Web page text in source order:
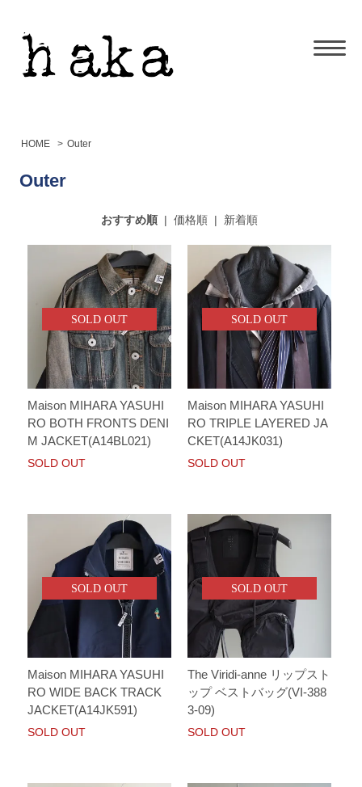
HOME > Outer
Outer
おすすめ順| 価格順| 新着順
SOLD OUT
Maison MIHARA YASUHI
RO BOTH FRONTS DENI
M JACKET(A14BL021)
SOLD OUT
SOLD OUT
Maison MIHARA YASUHI
RO TRIPLE LAYERED JA
CKET(A14JK031)
SOLD OUT
SOLD OUT
Maison MIHARA YASUHI
RO WIDE BACK TRACK
JACKET(A14JK591)
SOLD OUT
SOLD OUT
The Viridi-anne リップスト
ップ ベストバッグ(VI-388
3-09)
SOLD OUT